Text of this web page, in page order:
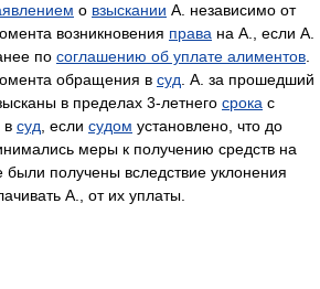
о взыскании А. независимо от
возникновения права на А., если А.
по соглашению об уплате алиментов
обращения в суд . А. за прошедший
в пределах 3-летнего срока с
в суд , если судом установлено, что до
меры к получению средств на
получены вследствие уклонения
А., от их уплаты.